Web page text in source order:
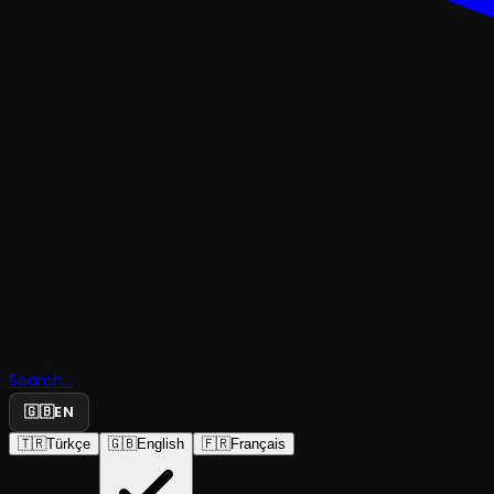
Search...
🇬🇧EN
🇹🇷Türkçe 🇬🇧English 🇫🇷Français
Gök